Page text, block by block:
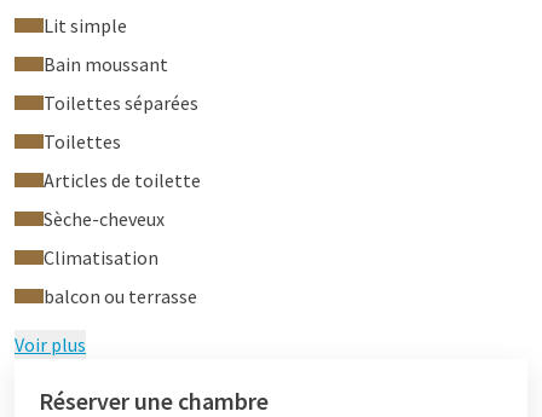
Lit simple
Bain moussant
Toilettes séparées
Toilettes
Articles de toilette
Sèche-cheveux
Climatisation
balcon ou terrasse
Voir plus
Réserver une chambre